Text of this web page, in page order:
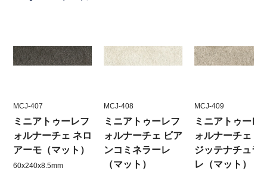
MCJ-407
ミニアトゥーレフ
ォルナーチェ ネロ
アーモ（マット）
60x240x8.5mm
MCJ-408
ミニアトゥーレフ
ォルナーチェ ビア
ンコミネラーレ
（マット）
MCJ-409
ミニアトゥーレ
ォルナーチェ ア
ジッテナチュラ
レ（マット）